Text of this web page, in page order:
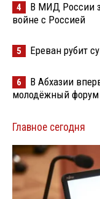
4
В МИД России
войне с Россией
5 Ереван рубит
6
В Абхазии
молодёжный форум
Главное сегодня